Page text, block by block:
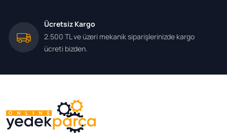
Ücretsiz Kargo
2.500 TL ve üzeri mekanik siparişlerinizde kargo
ücreti bizden.